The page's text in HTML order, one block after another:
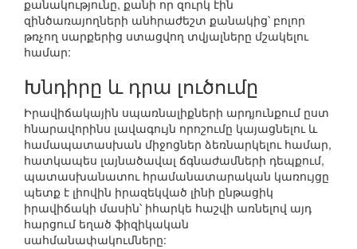
քանակությունը, քանի որ զուրկ էին
զինծառայողների անհրաժեշտ քանակից՝ բոլոր
թռչող սարքերից ստացվող տվյալները մշակելու
համար:
Խնդիրը և դրա լուծումը
Իրավիճակային սպառնալիքների արդյունքում ըստ
հնարավորինս լավագույն որոշումը կայացնելու և
համապատասխան միջոցներ ձեռնարկելու համար,
հատկապես լայնածավալ ճգնաժամների դեպքում,
պատասխանատու հրամանատարական կառույցը
պետք է լիովին իրազեկված լինի ընթացիկ
իրավիճակի մասին՝ իհարկե հաշվի առնելով այդ
հարցում եղած ֆիզիկական
սահմանափակումները: